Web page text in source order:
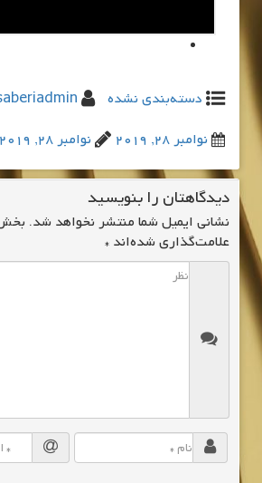
دسته‌بندی نشده
نوامبر 28, 2019
نوامبر 28, 2019
دیدگاهتان را بنویسید
نشانی ایمیل شما منتشر نخواهد شد.
علامت‌گذاری شده‌اند *